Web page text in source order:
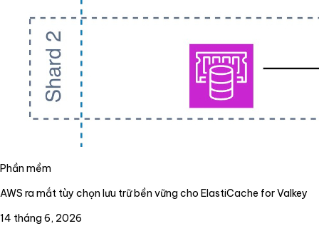
Phần mềm
AWS ra mắt tùy chọn lưu trữ bền vững cho ElastiCache for Valkey
14 tháng 6, 2026